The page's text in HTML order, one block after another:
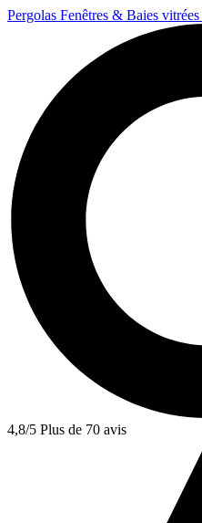
Pergolas Fenêtres & Baies vitrées
4,8/5 Plus de 70 avis